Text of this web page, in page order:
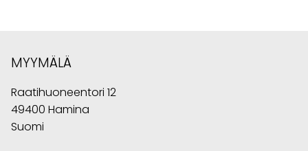
MYYMÄLÄ
Raatihuoneentori 12
49400 Hamina
Suomi